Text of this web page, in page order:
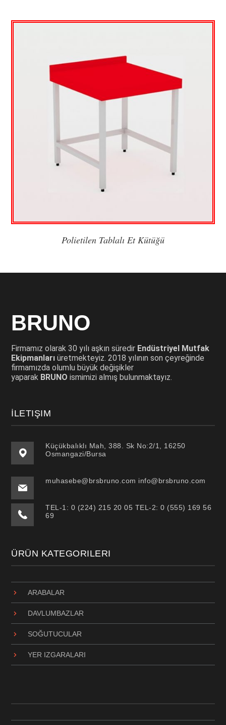
Polietilen Tablalı Et Kütüğü
BRUNO
Firmamız olarak 30 yılı aşkın süredir Endüstriyel Mutfak
Ekipmanları üretmekteyiz. 2018 yılının son çeyreğinde
firmamızda olumlu büyük değişikler
yaparak BRUNOismimizi almış bulunmaktayız.
İLETIŞIM
Küçükbalıklı Mah, 388. Sk No:2/1, 16250
Osmangazi/Bursa
muhasebe@brsbruno.com info@brsbruno.com
TEL-1: 0 (224) 215 20 05 TEL-2: 0 (555) 169 56
69
ÜRÜN KATEGORILERI
ARABALAR
DAVLUMBAZLAR
SOĞUTUCULAR
YER IZGARALARI